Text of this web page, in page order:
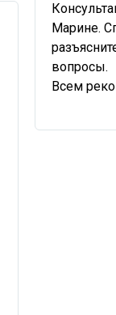
Марине.
вопросы.
Всем